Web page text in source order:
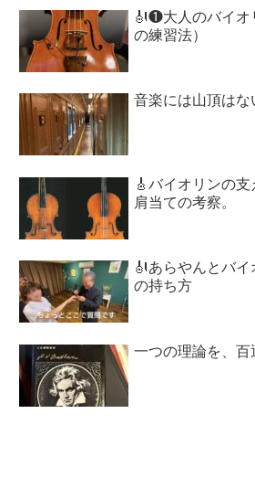
🎻❶大人のバイオ
の練習法）
音楽には山頂はな
🎸バイオリンの
肩当ての考察。
🎻あらやんとバ
の持ち方
一つの理論を、